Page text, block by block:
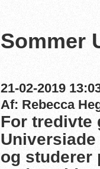
Sommer
21-02-2019
Af: Rebecca
For tredivte
og studerer